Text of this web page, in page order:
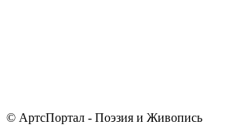
© АртсПортал - Поэзия и Живопись